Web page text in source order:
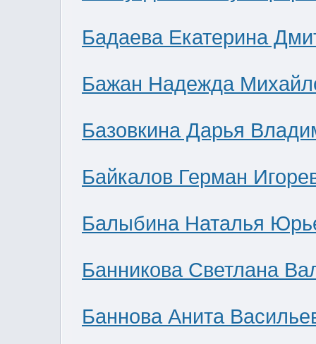
Бадаева Екатерина
Бажан Надежда
Базовкина Дарья
Байкалов Герман
Балыбина Наталья
Банникова Светлана
Баннова Анита